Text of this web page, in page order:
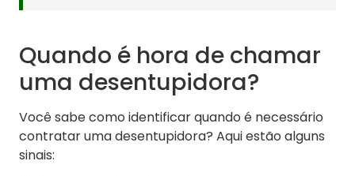
Quando é hora de chamar
uma desentupidora?
Você sabe como identificar quando é necessário
contratar uma desentupidora? Aqui estão alguns
sinais: